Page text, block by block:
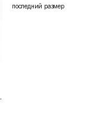
последний размер